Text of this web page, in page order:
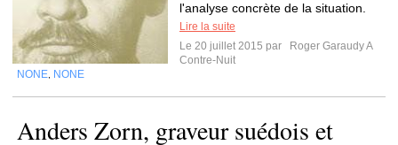
l'analyse concrète de la situation.
Lire la suite
Le 20 juillet 2015 par
Roger Garaudy A
Contre-Nuit
NONE NONE
Anders Zorn, graveur suédois et